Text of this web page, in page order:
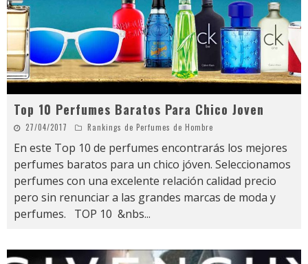
Top 10 Perfumes Baratos Para Chico Joven
27/04/2017 Rankings de Perfumes de Hombre
En este Top 10 de perfumes encontrarás los mejores
perfumes baratos para un chico jóven. Seleccionamos
perfumes con una excelente relación calidad precio
pero sin renunciar a las grandes marcas de moda y
perfumes. TOP 10 &nbs...